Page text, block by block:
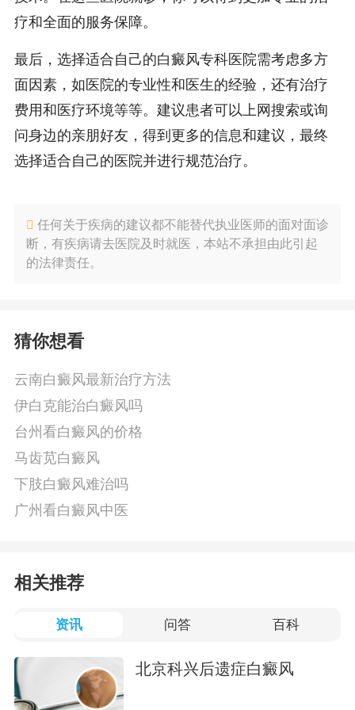
疗和全面的服务保障。
最后，选择适合自己的白癜风专科医院需考虑多方
面因素，如医院的专业性和医生的经验，还有治疗
费用和医疗环境等等。建议患者可以上网搜索或询
问身边的亲朋好友，得到更多的信息和建议，最终
选择适合自己的医院并进行规范治疗。
任何关于疾病的建议都不能替代执业医师的面对面诊
断，有疾病请去医院及时就医，本站不承担由此引起
的法律责任。
猜你想看
云南白癜风最新治疗方法
伊白克能治白癜风吗
台州看白癜风的价格
马齿苋白癜风
下肢白癜风难治吗
广州看白癜风中医
相关推荐
资讯 问答 百科
北京科兴后遗症白癜风